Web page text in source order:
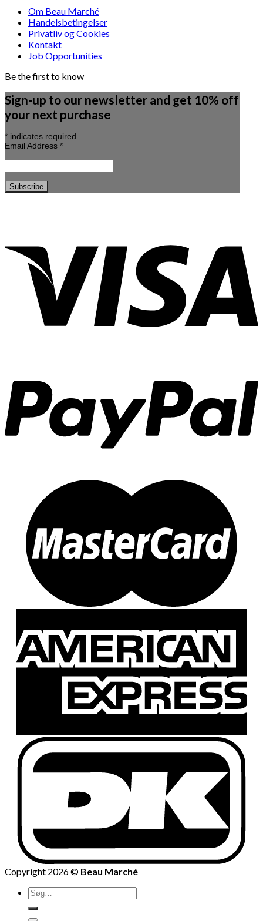
Om Beau Marché
Handelsbetingelser
Privatliv og Cookies
Kontakt
Job Opportunities
Be the first to know
Sign-up to our newsletter and get 10% off
your next purchase
* indicates required
Email Address *
Copyright 2026 © Beau Marché
Søg
efter: